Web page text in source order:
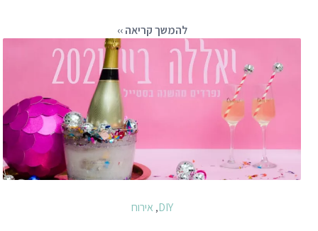
להמשך קריאה ››
DIY
, אירוח